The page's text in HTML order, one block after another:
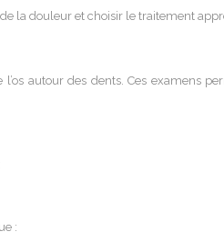
la douleur et choisir le traitement
autour des dents. Ces examens
: